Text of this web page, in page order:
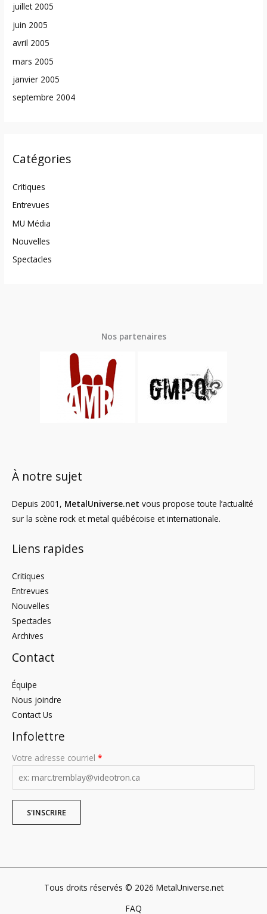
juillet 2005
juin 2005
avril 2005
mars 2005
janvier 2005
septembre 2004
Catégories
Critiques
Entrevues
MU Média
Nouvelles
Spectacles
Nos partenaires
À notre sujet
Depuis 2001, MetalUniverse.net vous propose toute l’actualité
sur la scène rock et metal québécoise et internationale.
Liens rapides
Critiques
Entrevues
Nouvelles
Spectacles
Archives
Contact
Équipe
Nous joindre
Contact Us
Infolettre
Votre adresse courriel *
Tous droits réservés © 2026 MetalUniverse.net
FAQ